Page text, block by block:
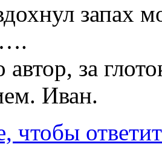
запах
за
Иван.
чтобы